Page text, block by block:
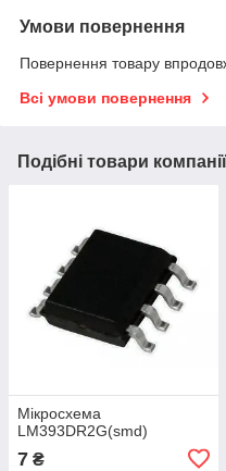
Умови повернення
Повернення товару
Всі умови повернення
Подібні товари компанії
Мікросхема
LM393DR2G(smd)
7 ₴